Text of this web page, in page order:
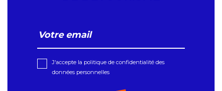
J'accepte la politique de confidentialité des
données personnelles